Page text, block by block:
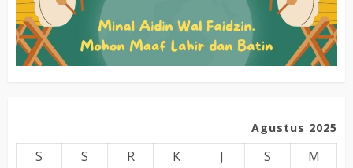
Agustus 2025
S S R K J S
M